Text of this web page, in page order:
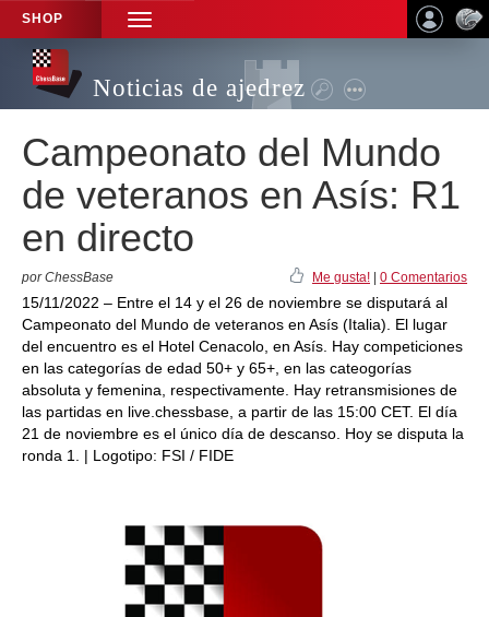
SHOP
TOGGLE
NAVIGATION
Noticias de ajedrez
Campeonato del Mundo
de veteranos en Asís: R1
en directo
por ChessBase Me gusta! 0 Comentarios
15/11/2022 – Entre el 14 y el 26 de noviembre se disputará al
Campeonato del Mundo de veteranos en Asís (Italia). El lugar
del encuentro es el Hotel Cenacolo, en Asís. Hay competiciones
en las categorías de edad 50+ y 65+, en las cateogorías
absoluta y femenina, respectivamente. Hay retransmisiones de
las partidas en live.chessbase, a partir de las 15:00 CET. El día
21 de noviembre es el único día de descanso. Hoy se disputa la
ronda 1. | Logotipo: FSI / FIDE